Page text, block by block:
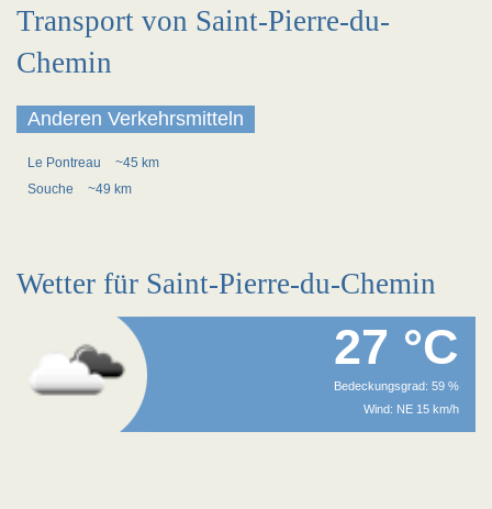
Transport von Saint-Pierre-du-
Chemin
Anderen Verkehrsmitteln
Le Pontreau
~45 km
Souche
~49 km
Wetter für Saint-Pierre-du-Chemin
27 °C
Bedeckungsgrad: 59 %
Wind: NE 15 km/h